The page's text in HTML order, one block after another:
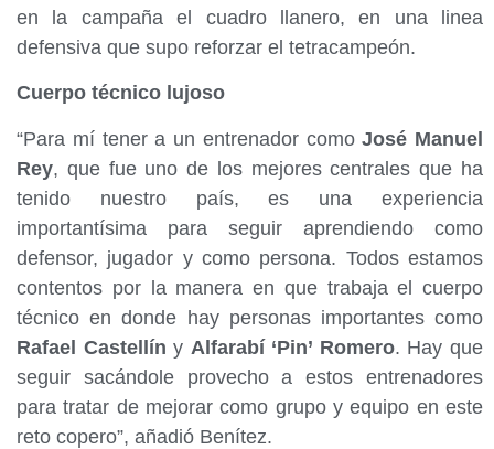
en la campaña el cuadro llanero, en una linea
defensiva que supo reforzar el tetracampeón.
Cuerpo técnico lujoso
“Para mí tener a un entrenador comoJosé Manuel
Rey, que fue uno de los mejores centrales que ha
tenido nuestro país, es una experiencia
importantísima para seguir aprendiendo como
defensor, jugador y como persona. Todos estamos
contentos por la manera en que trabaja el cuerpo
técnico en donde hay personas importantes como
Rafael Castellín y Alfarabí ‘Pin’ Romero. Hay que
seguir sacándole provecho a estos entrenadores
para tratar de mejorar como grupo y equipo en este
reto copero”, añadió Benítez.